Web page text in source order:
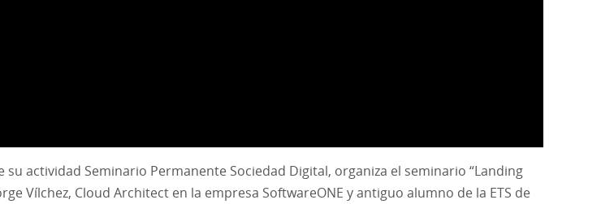
actividad Seminario Permanente Sociedad Digital, organiza el seminario “Landing
Vílchez, Cloud Architect en la empresa SoftwareONE y antiguo alumno de la ETS de